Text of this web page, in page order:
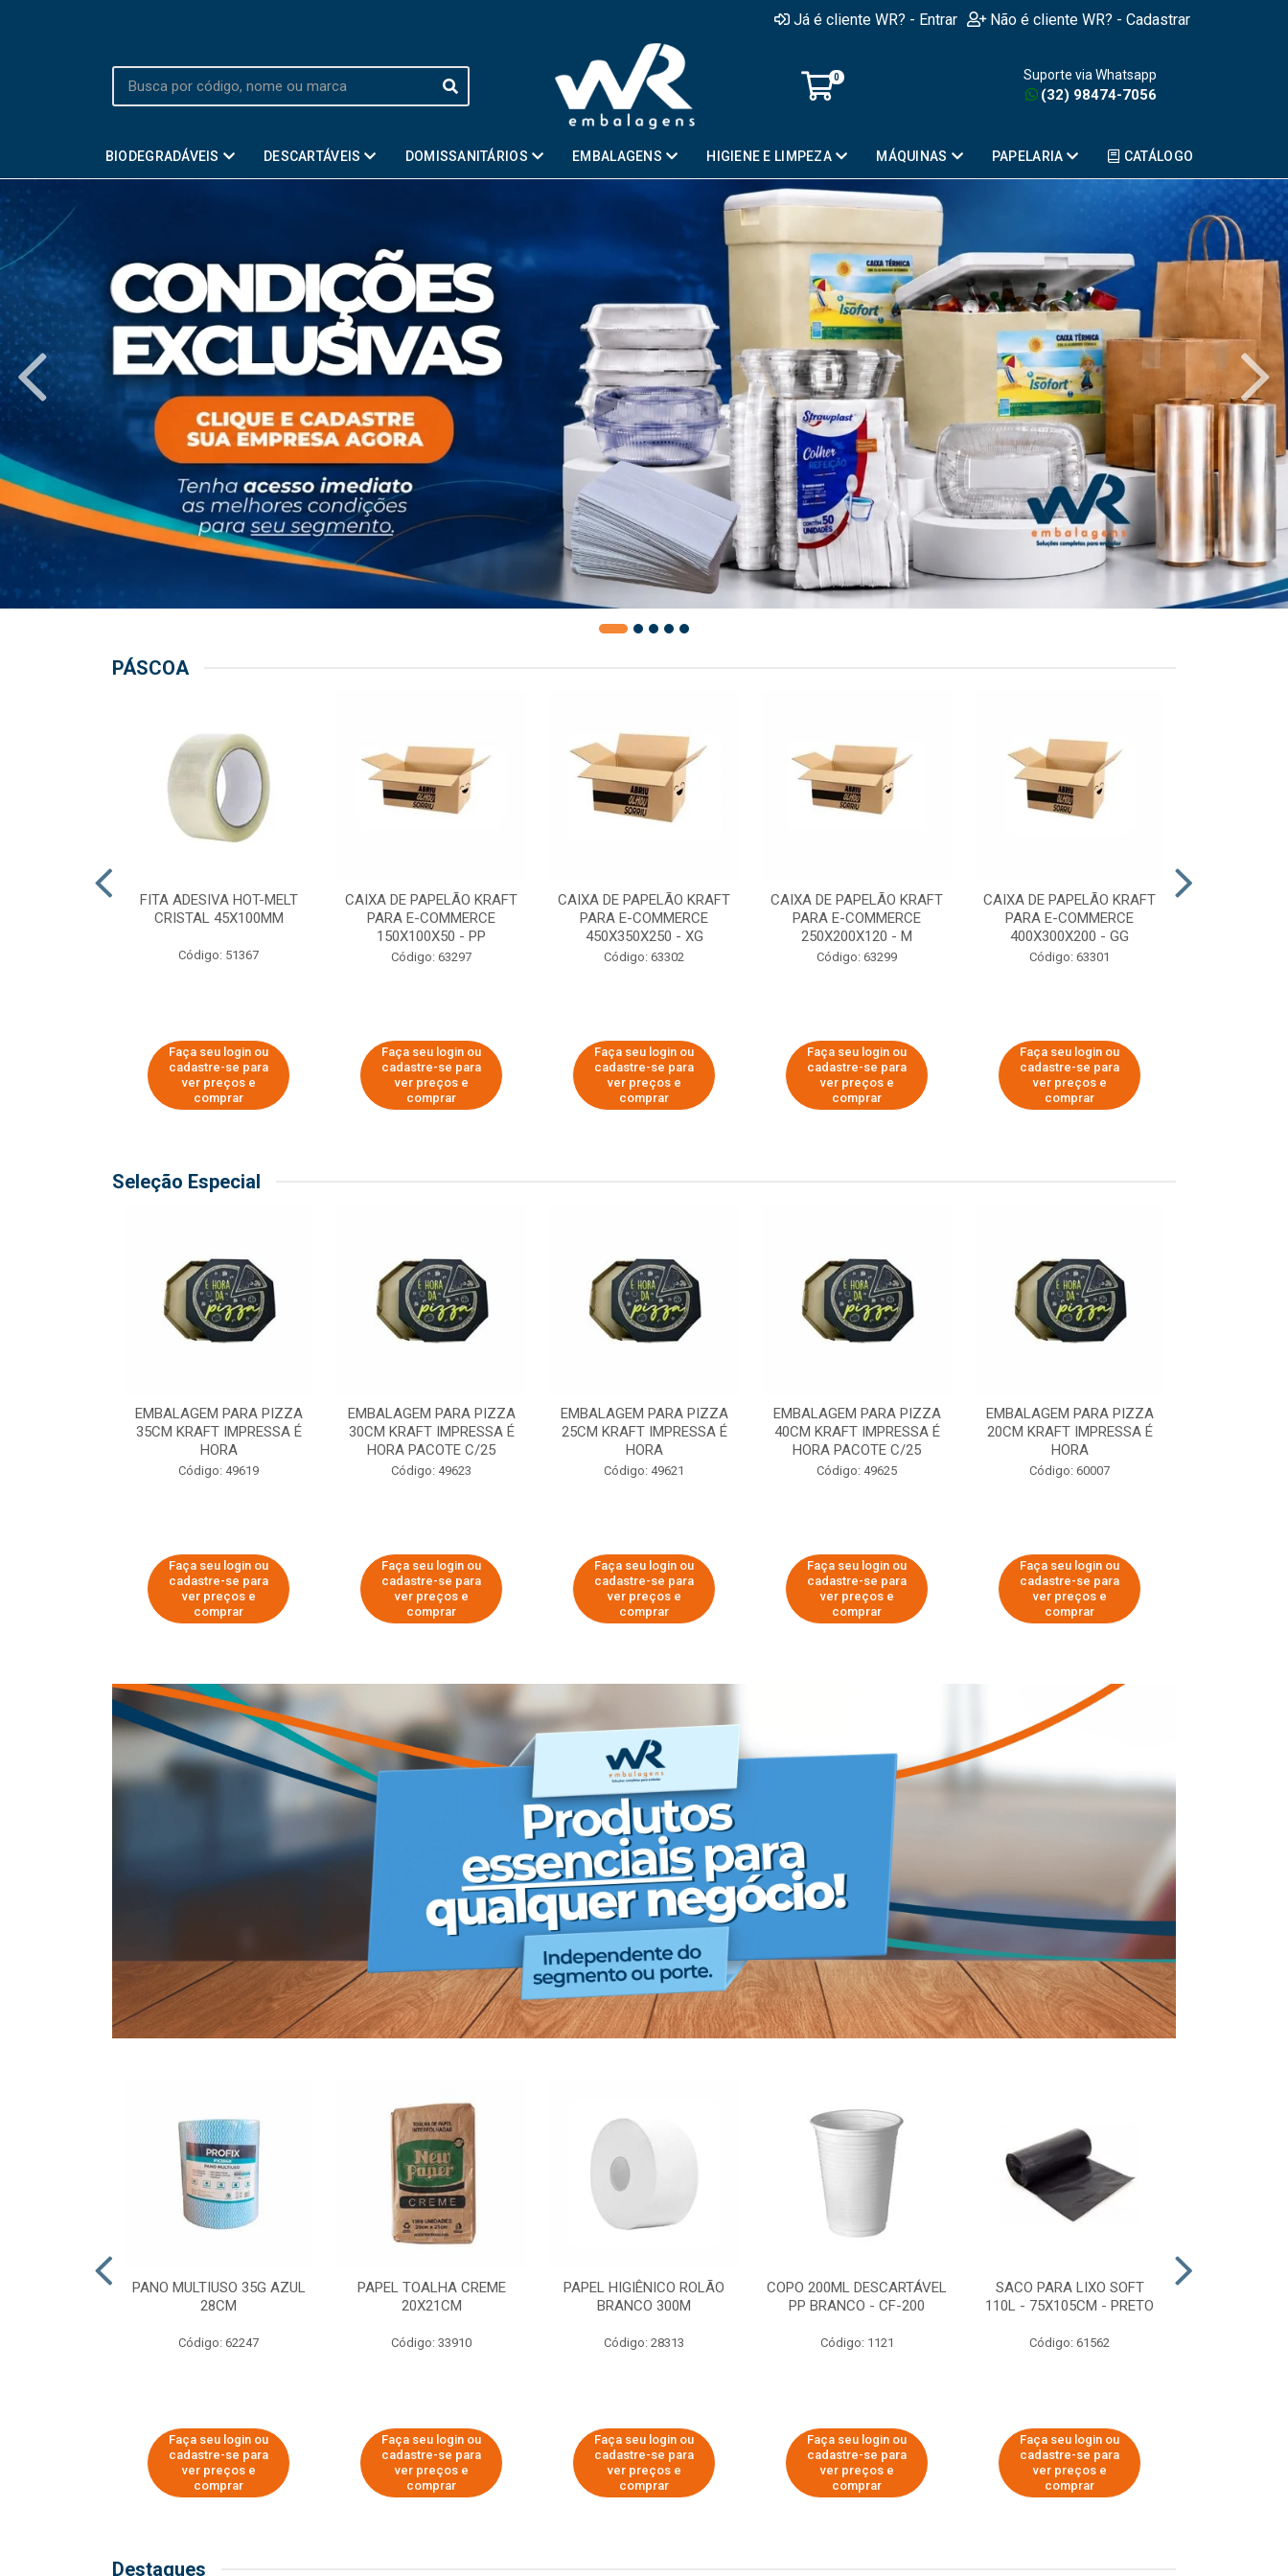
Já é cliente WR? - Entrar Não é cliente WR? - Cadastrar
0 Suporte via Whatsapp
(32) 98474-7056
BIODEGRADÁVEIS DESCARTÁVEIS DOMISSANITÁRIOS EMBALAGENS HIGIENE E LIMPEZA MÁQUINAS PAPELARIA CATÁLOGO
PÁSCOA
FITA ADESIVA HOT-MELT
CRISTAL 45X100MM
Código: 51367
Faça seu login ou
cadastre-se para
ver preços e
comprar
CAIXA DE PAPELÃO KRAFT
PARA E-COMMERCE
150X100X50 - PP
Código: 63297
Faça seu login ou
cadastre-se para
ver preços e
comprar
CAIXA DE PAPELÃO KRAFT
PARA E-COMMERCE
450X350X250 - XG
Código: 63302
Faça seu login ou
cadastre-se para
ver preços e
comprar
CAIXA DE PAPELÃO KRAFT
PARA E-COMMERCE
250X200X120 - M
Código: 63299
Faça seu login ou
cadastre-se para
ver preços e
comprar
CAIXA DE PAPELÃO KRAFT
PARA E-COMMERCE
400X300X200 - GG
Código: 63301
Faça seu login ou
cadastre-se para
ver preços e
comprar
Seleção Especial
EMBALAGEM PARA PIZZA
35CM KRAFT IMPRESSA É
HORA
Código: 49619
Faça seu login ou
cadastre-se para
ver preços e
comprar
EMBALAGEM PARA PIZZA
30CM KRAFT IMPRESSA É
HORA PACOTE C/25
Código: 49623
Faça seu login ou
cadastre-se para
ver preços e
comprar
EMBALAGEM PARA PIZZA
25CM KRAFT IMPRESSA É
HORA
Código: 49621
Faça seu login ou
cadastre-se para
ver preços e
comprar
EMBALAGEM PARA PIZZA
40CM KRAFT IMPRESSA É
HORA PACOTE C/25
Código: 49625
Faça seu login ou
cadastre-se para
ver preços e
comprar
EMBALAGEM PARA PIZZA
20CM KRAFT IMPRESSA É
HORA
Código: 60007
Faça seu login ou
cadastre-se para
ver preços e
comprar
PANO MULTIUSO 35G AZUL
28CM
Código: 62247
Faça seu login ou
cadastre-se para
ver preços e
comprar
PAPEL TOALHA CREME
20X21CM
Código: 33910
Faça seu login ou
cadastre-se para
ver preços e
comprar
PAPEL HIGIÊNICO ROLÃO
BRANCO 300M
Código: 28313
Faça seu login ou
cadastre-se para
ver preços e
comprar
COPO 200ML DESCARTÁVEL
PP BRANCO - CF-200
Código: 1121
Faça seu login ou
cadastre-se para
ver preços e
comprar
SACO PARA LIXO SOFT
110L - 75X105CM - PRETO
Código: 61562
Faça seu login ou
cadastre-se para
ver preços e
comprar
Destaques